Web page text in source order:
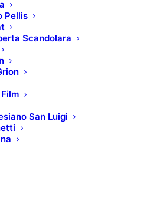
Pellis
Scandolara
San Luigi
: 2008
6
più divertente libro di cinema
questo lunghissimo dialogo
si svolge in un’appassionante
cinematografica, sul suo
le leggi che presiedono
delle inquadrature, al
alla tecnica narrativa. Un